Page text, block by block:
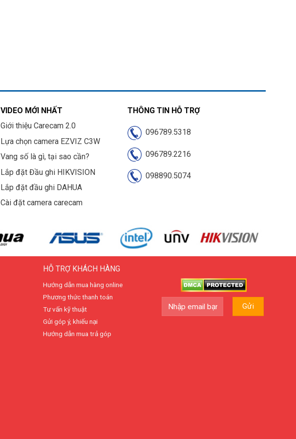
VIDEO MỚI NHẤT
Giới thiệu Carecam 2.0
Lựa chọn camera EZVIZ C3W
Vang số là gì, tại sao cần?
Lắp đặt Đầu ghi HIKVISION
Lắp đặt đầu ghi DAHUA
Cài đặt camera carecam
THÔNG TIN HỖ TRỢ
096789.5318
096789.2216
098890.5074
HỖ TRỢ KHÁCH HÀNG
Hướng dẫn mua hàng online
Phương thức thanh toán
Tư vấn kỹ thuật
Gửi góp ý, khiếu nại
Hướng dẫn mua trả góp